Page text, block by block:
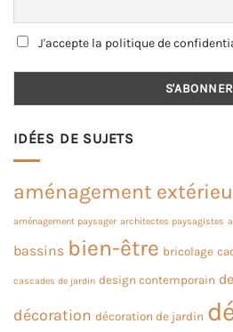
J'accepte la politique de
IDÉES DE SUJETS
aménagement
aménagement paysager architectes paysagistes
bassins bien-être bricolage
cascades de jardin design contemporain
décoration décoration de jardin